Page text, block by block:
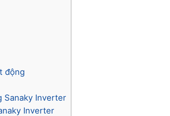
động
Sanaky Inverter
Inverter